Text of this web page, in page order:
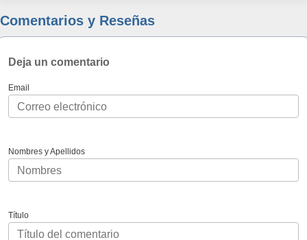
Comentarios y Reseñas
Deja un comentario
Email
Nombres y Apellidos
Título